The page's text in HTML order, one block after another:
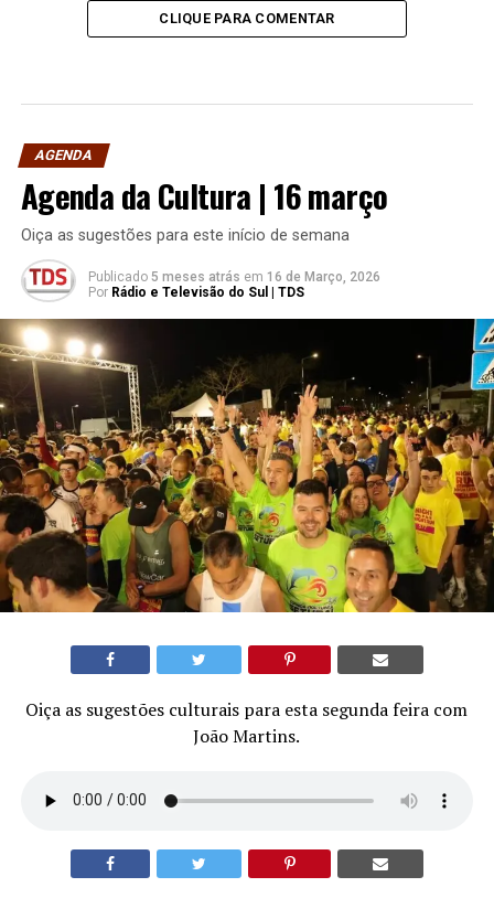
CLIQUE PARA COMENTAR
AGENDA
Agenda da Cultura | 16 março
Oiça as sugestões para este início de semana
Publicado 5 meses atrás em 16 de Março, 2026
Por Rádio e Televisão do Sul | TDS
Oiça as sugestões culturais para esta segunda feira com
João Martins.